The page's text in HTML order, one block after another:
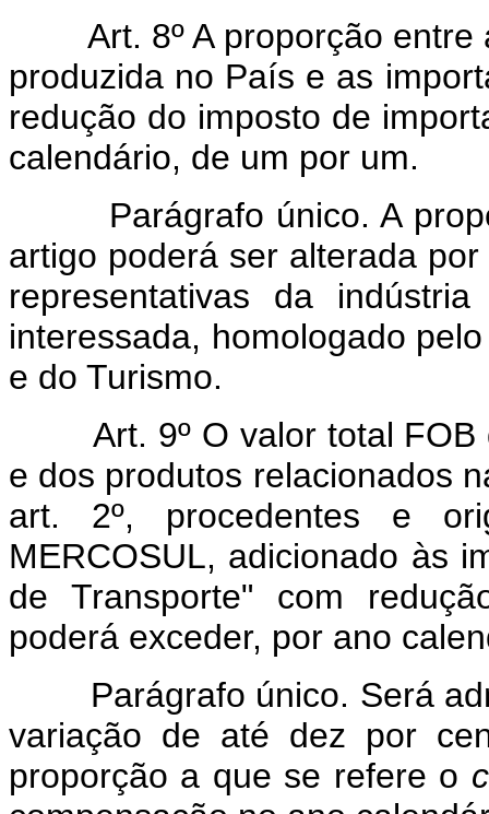
Art. 8º A proporção entre
produzida no País e as
redução do imposto de
calendário, de um por um.
Parágrafo único. A
artigo poderá ser alterada
representativas da
interessada, homologado
e do Turismo.
Art. 9º O valor total FOB
e dos produtos relacionados
art. 2º, procedentes e
MERCOSUL, adicionado às
de Transporte" com
poderá exceder, por ano
Parágrafo único. Será
variação de até dez por
proporção a que se refere o